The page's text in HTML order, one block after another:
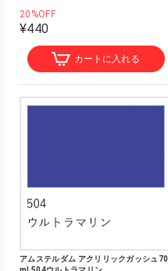
20%OFF
¥440
カートに入れる
アムステルダム アクリリックガッシュ70